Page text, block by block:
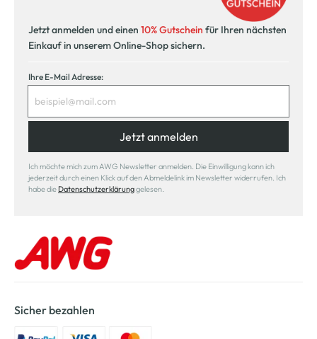
Jetzt anmelden und einen 10% Gutschein für Ihren nächsten
Einkauf in unserem Online-Shop sichern.
Ihre E-Mail Adresse:
Jetzt anmelden
Ich möchte mich zum AWG Newsletter anmelden. Die Einwilligung kann ich
jederzeit durch einen Klick auf den Abmeldelink im Newsletter widerrufen. Ich
habe die Datenschutzerklärunggelesen.
Sicher bezahlen